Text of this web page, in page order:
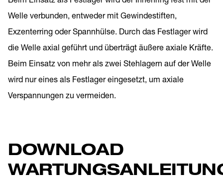
Welle verbunden, entweder mit Gewindestiften,
Exzenterring oder Spannhülse. Durch das Festlager wird
die Welle axial geführt und überträgt äußere axiale Kräfte.
Beim Einsatz von mehr als zwei Stehlagern auf der Welle
wird nur eines als Festlager eingesetzt, um axiale
Verspannungen zu vermeiden.
DOWNLOAD